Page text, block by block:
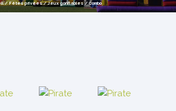
/Fêtes privées/Jeux gonflables/Combo